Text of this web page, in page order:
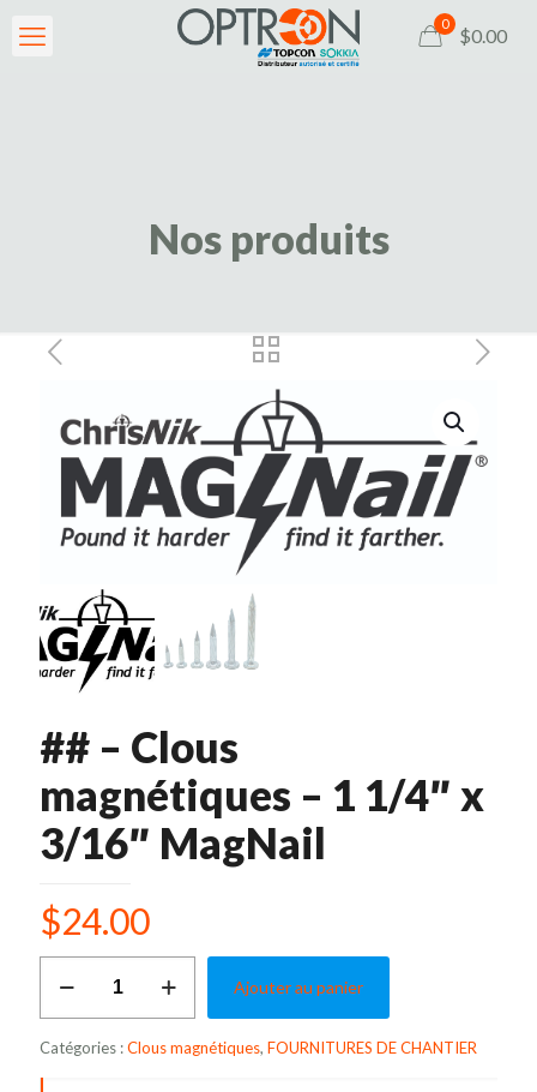
0
$0.00
Nos produits
## – Clous
magnétiques – 1 1/4″ x
3/16″ MagNail
$24.00
Clous
magnétiques
Ajouter au panier
Catégories :Clous magnétiques, FOURNITURES DE CHANTIER